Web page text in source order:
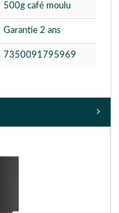
500g café moulu
Garantie 2 ans
7350091795969